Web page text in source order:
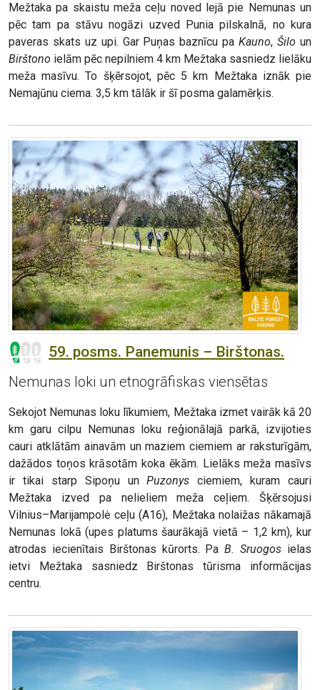
Mežtaka pa skaistu meža ceļu noved lejā pie Nemunas un
pēc tam pa stāvu nogāzi uzved Punia pilskalnā, no kura
paveras skats uz upi. Gar Puņas baznīcu paKauno,Šilo un
Birštono ielām pēc nepilniem 4 km Mežtaka sasniedz lielāku
meža masīvu. To šķērsojot, pēc 5 km Mežtaka iznāk pie
Nemajūnu ciema. 3,5 km tālāk ir šī posma galamērķis.
59. posms. Panemunis – Birštonas.
Nemunas loki un etnogrāfiskas viensētas
Sekojot Nemunas loku līkumiem, Mežtaka izmet vairāk kā 20
km garu cilpu Nemunas loku reģionālajā parkā, izvijoties
cauri atklātām ainavām un maziem ciemiem ar raksturīgām,
dažādos toņos krāsotām koka ēkām. Lielāks meža masīvs
ir tikai starp Sipoņu unPuzonys ciemiem, kuram cauri
Mežtaka izved pa nelieliem meža ceļiem. Šķērsojusi
Vilnius–Marijampolė ceļu (A16), Mežtaka nolaižas nākamajā
Nemunas lokā (upes platums šaurākajā vietā – 1,2 km), kur
atrodas iecienītais Birštonas kūrorts. PaB. Sruogos ielas
ietvi Mežtaka sasniedz Birštonas tūrisma informācijas
centru.